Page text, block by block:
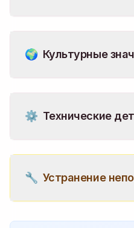
🌍 Культурные
⚙️ Технические
🔧 Устранение